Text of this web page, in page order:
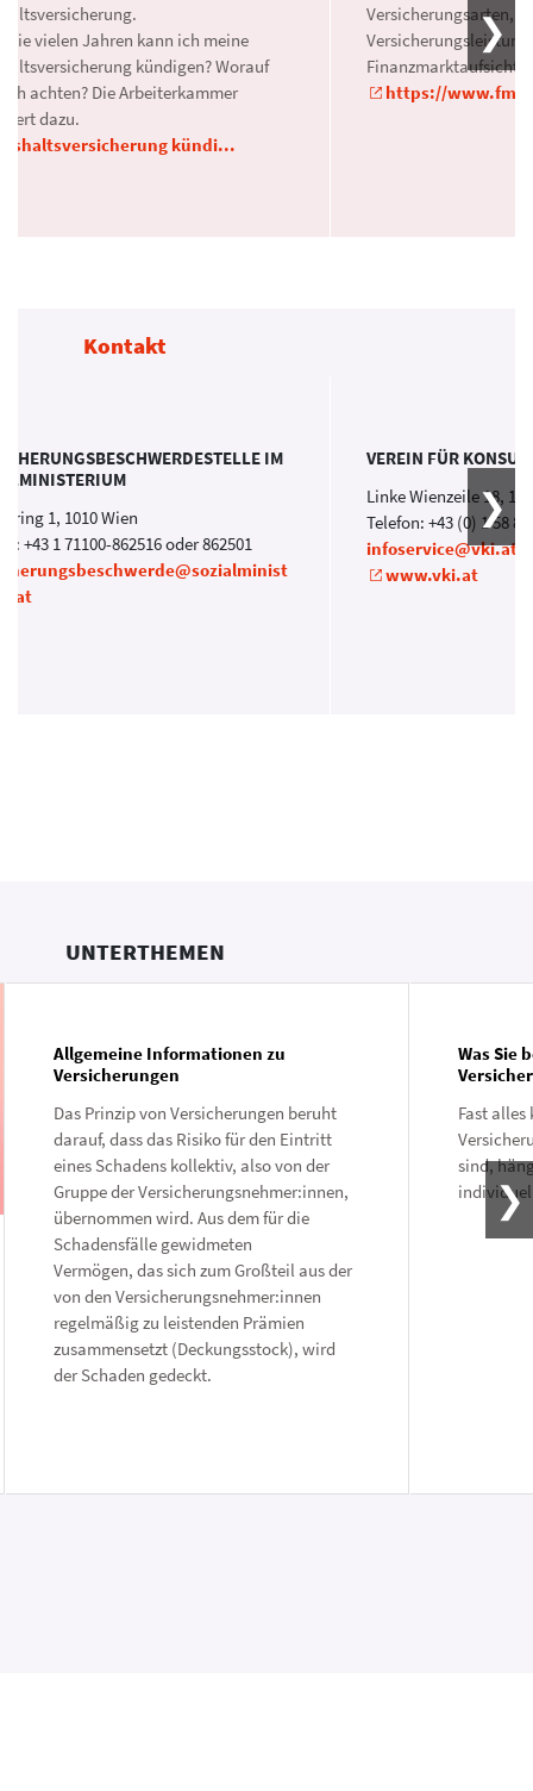
wie vielen Jahren kann ich meine
kündigen? Worauf
ich achten? Die Arbeiterkammer
dazu.
kündi...
Versicherungsarten,
Finanzmarktaufsicht.
https://
Kontakt
IM
1, 1010 Wien
+43 1 71100-862516 oder 862501
VEREIN FÜR
Linke Wienzeile 18,
Telefon: +43 (0) 1 58
infoservice@vki.at
www.vki.at
UNTERTHEMEN
Allgemeine Informationen zu
Versicherungen
Das Prinzip von Versicherungen beruht
darauf, dass das Risiko für den Eintritt
eines Schadens kollektiv, also von der
Gruppe der Versicherungsnehmer:innen,
übernommen wird. Aus dem für die
Schadensfälle gewidmeten
Vermögen, das sich zum Großteil aus der
von den Versicherungsnehmer:innen
regelmäßig zu leistenden Prämien
zusammensetzt (Deckungsstock), wird
der Schaden gedeckt.
Was Sie
Fast
sind,